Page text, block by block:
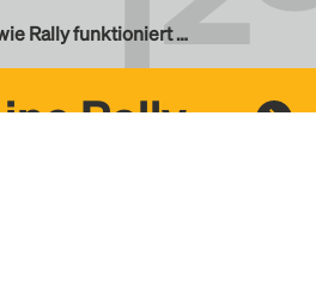
Rally funktioniert …
Rally